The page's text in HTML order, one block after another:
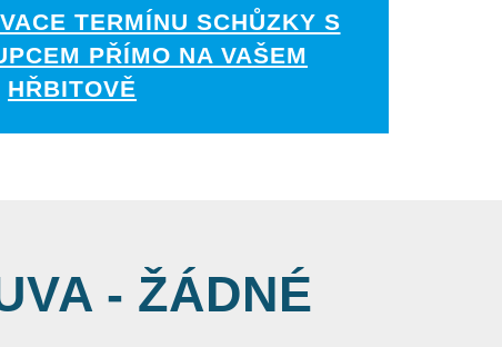
TERMÍNU SCHŮZKY S
PŘÍMO NA VAŠEM
HŘBITOVĚ
- ŽÁDNÉ